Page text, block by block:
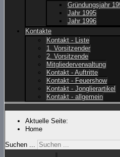
Gründungsjahr
Jahr 1995
Jahr 1996
Kontakte
Kontakt - Liste
1. Vorsitzender
2. Vorsitzende
Mitgliederverwaltung
Kontakt - Auftritte
Kontakt - Feuershow
Kontakt - Jonglierartikel
Kontakt - allgemein
Aktuelle Seite:
Home
Suchen ...